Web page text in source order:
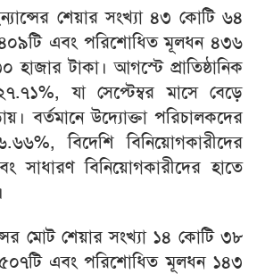
শেয়ার সংখ্যা ৪৩ কোটি ৬৪
এবং পরিশোধিত মূলধন ৪৩৬
টাকা। আগস্টে প্রাতিষ্ঠানিক
যা সেপ্টেম্বর মাসে বেড়ে
বর্তমানে উদ্যোক্তা পরিচালকদের
বিদেশি বিনিয়োগকারীদের
সাধারণ বিনিয়োগকারীদের হাতে
মোট শেয়ার সংখ্যা ১৪ কোটি ৩৮
এবং পরিশোধিত মূলধন ১৪৩